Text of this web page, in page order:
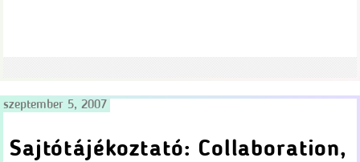
szeptember 5, 2007
Sajtótájékoztató: Collaboration,